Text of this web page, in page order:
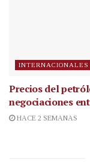
INTERNACIONALES
Precios del
negociaciones
HACE 2 SEMANAS